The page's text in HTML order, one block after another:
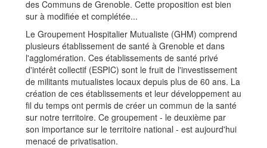
des Communs de Grenoble. Cette proposition est bien
sur à modifiée et complétée...
Le Groupement Hospitalier Mutualiste (GHM) comprend
plusieurs établissement de santé à Grenoble et dans
l'agglomération. Ces établissements de santé privé
d'intérêt collectif (ESPIC) sont le fruit de l'investissement
de militants mutualistes locaux depuis plus de 60 ans. La
création de ces établissements et leur développement au
fil du temps ont permis de créer un commun de la santé
sur notre territoire. Ce groupement - le deuxième par
son importance sur le territoire national - est aujourd'hui
menacé de privatisation.